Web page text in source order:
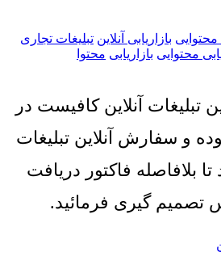
محتوایی بازاریابی آنلاین تبلیغات تجاری
محتوایی بازاریابی محتوا
تبلیغات آنلاین کافیست در
و سفارش آنلاین تبلیغات
تا بلافاصله فاکتور دریافت
تصمیم گیری فرمائید.